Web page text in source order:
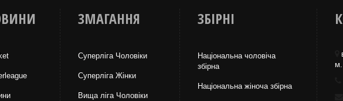
ЗМАГАННЯ
Суперліга Чоловіки
Суперліга Жінки
Вища лiга Чоловіки
ЗБІРНІ
Національна чоловіча
збірна
Національна жiноча збірна
м.